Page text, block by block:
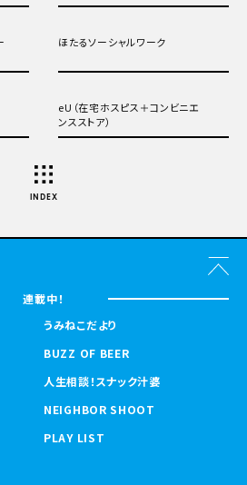
ほたるソーシャルワーク
eU（在宅ホスピス＋コンビニエ
ンスストア）
INDEX
連載中！
うみねこだより
BUZZ OF BEER
人生相談！スナック汁婆
NEIGHBOR SHOOT
PLAY LIST